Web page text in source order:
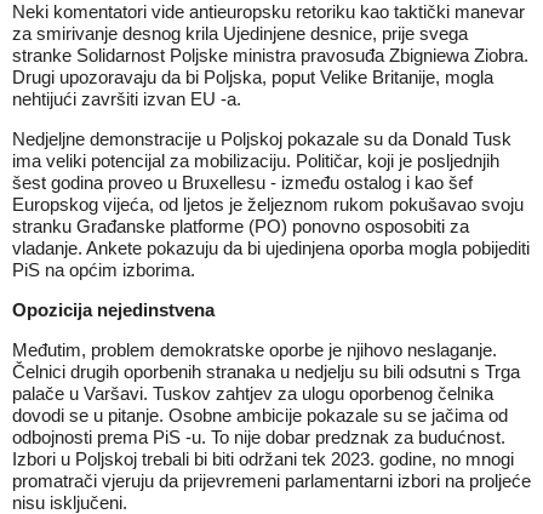
Neki komentatori vide antieuropsku retoriku kao taktički manevar
za smirivanje desnog krila Ujedinjene desnice, prije svega
stranke Solidarnost Poljske ministra pravosuđa Zbigniewa Ziobra.
Drugi upozoravaju da bi Poljska, poput Velike Britanije, mogla
nehtijući završiti izvan EU -a.
Nedjeljne demonstracije u Poljskoj pokazale su da Donald Tusk
ima veliki potencijal za mobilizaciju. Političar, koji je posljednjih
šest godina proveo u Bruxellesu - između ostalog i kao šef
Europskog vijeća, od ljetos je željeznom rukom pokušavao svoju
stranku Građanske platforme (PO) ponovno osposobiti za
vladanje. Ankete pokazuju da bi ujedinjena oporba mogla pobijediti
PiS na općim izborima.
Opozicija nejedinstvena
Međutim, problem demokratske oporbe je njihovo neslaganje.
Čelnici drugih oporbenih stranaka u nedjelju su bili odsutni s Trga
palače u Varšavi. Tuskov zahtjev za ulogu oporbenog čelnika
dovodi se u pitanje. Osobne ambicije pokazale su se jačima od
odbojnosti prema PiS -u. To nije dobar predznak za budućnost.
Izbori u Poljskoj trebali bi biti održani tek 2023. godine, no mnogi
promatrači vjeruju da prijevremeni parlamentarni izbori na proljeće
nisu isključeni.